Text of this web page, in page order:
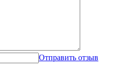
Отправить отзыв